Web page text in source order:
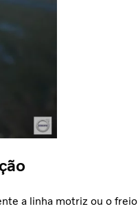
a linha motriz ou o freio